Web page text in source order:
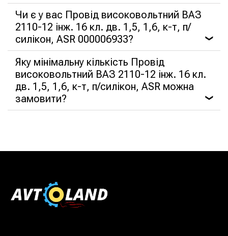
Чи є у вас Провід високовольтний ВАЗ
2110-12 інж. 16 кл. дв. 1,5, 1,6, к-т, п/
силікон, ASR 000006933?
❯
Яку мінімальну кількість Провід
високовольтний ВАЗ 2110-12 інж. 16 кл.
дв. 1,5, 1,6, к-т, п/силікон, ASR можна
замовити?
❯